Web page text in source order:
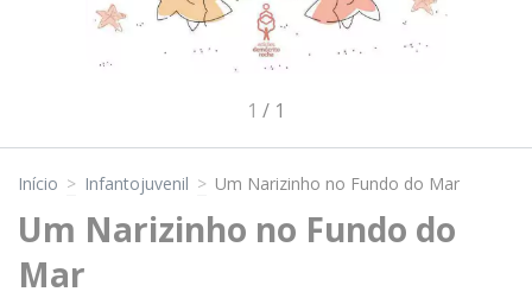
1 / 1
Início > Infantojuvenil > Um Narizinho no Fundo do Mar
Um Narizinho no Fundo do
Mar